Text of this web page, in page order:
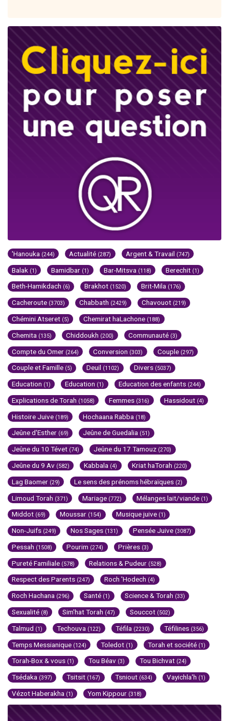
'Hanouka (244) Actualité (287) Argent & Travail (747)
Balak (1) Bamidbar (1) Bar-Mitsva (118) Berechit (1)
Beth-Hamikdach (6) Brakhot (1520) Brit-Mila (176)
Cacheroute (3703) Chabbath (2429) Chavouot (219)
Chémini Atseret (5) Chemirat haLachone (188)
Chemita (135) Chiddoukh (200) Communauté (3)
Compte du Omer (264) Conversion (303) Couple (297)
Couple et Famille (5) Deuil (1102) Divers (5037)
Education (1) Education (1) Education des enfants (244)
Explications de Torah (1058) Femmes (316) Hassidout (4)
Histoire Juive (189) Hochaana Rabba (18)
Jeûne d'Esther (69) Jeûne de Guedalia (51)
Jeûne du 10 Tévet (74) Jeûne du 17 Tamouz (270)
Jeûne du 9 Av (582) Kabbala (4) Kriat haTorah (220)
Lag Baomer (29) Le sens des prénoms hébraïques (2)
Limoud Torah (371) Mariage (772) Mélanges lait/viande (1)
Middot (69) Moussar (154) Musique juive (1)
Non-Juifs (249) Nos Sages (131) Pensée Juive (3087)
Pessah (1508) Pourim (274) Prières (3)
Pureté Familiale (578) Relations & Pudeur (528)
Respect des Parents (247) Roch 'Hodech (4)
Roch Hachana (296) Santé (1) Science & Torah (33)
Sexualité (8) Sim'hat Torah (47) Souccot (502)
Talmud (1) Techouva (122) Téfila (2230) Téfilines (356)
Temps Messianique (124) Toledot (1) Torah et société (1)
Torah-Box & vous (1) Tou Béav (3) Tou Bichvat (24)
Tsédaka (397) Tsitsit (167) Tsniout (634) Vayichla'h (1)
Vézot Haberakha (1) Yom Kippour (318)